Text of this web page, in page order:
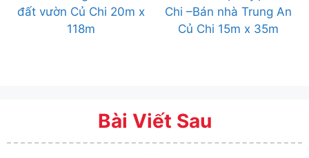
đất vườn Củ Chi 20m x
118m
Chi –Bán nhà Trung An
Củ Chi 15m x 35m
Bài Viết Sau